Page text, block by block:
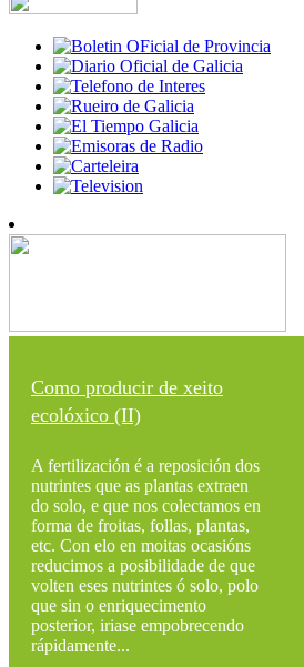
Como producir de xeito
ecolóxico (II)
A fertilización é a reposición dos
nutrintes que as plantas extraen
do solo, e que nos colectamos en
forma de froitas, follas, plantas,
etc. Con elo en moitas ocasións
reducimos a posibilidade de que
volten eses nutrintes ó solo, polo
que sin o enriquecimento
posterior, iriase empobrecendo
rápidamente...